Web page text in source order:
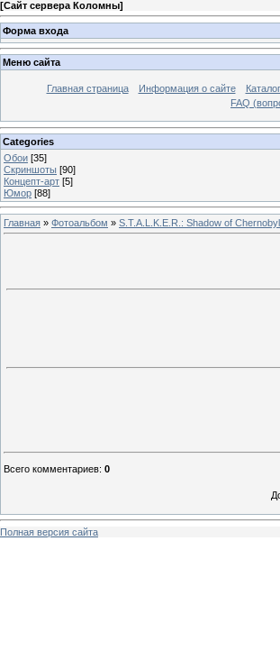
[Сайт сервера Коломны]
Форма входа
Меню сайта
Главная страница Информация о сайте
FAQ
Categories
Обои [35]
Скриншоты [90]
Концепт-арт [5]
Юмор [88]
Главная » Фотоальбом » S.T.A.L.K.E.R.: Shadow of Chernobyl
Всего комментариев: 0
Полная версия сайта